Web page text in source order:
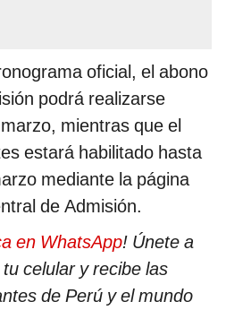
oficial, el abono
podrá realizarse
mientras que el
estará habilitado hasta
mediante la página
de Admisión.
en WhatsApp! Únete a
celular y recibe las
de Perú y el mundo